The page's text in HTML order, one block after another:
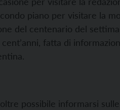
piano per visitare la
del centenario del
fatta di
possibile informarsi